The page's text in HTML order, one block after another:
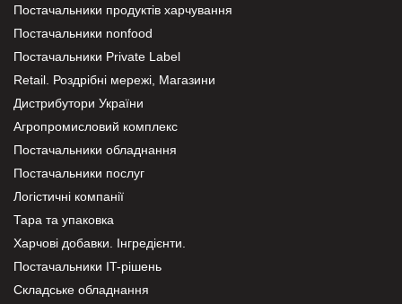
Постачальники продуктів харчування
Постачальники nonfood
Постачальники Private Label
Retail. Роздрібні мережі, Магазини
Дистрибутори України
Агропромисловий комплекс
Постачальники обладнання
Постачальники послуг
Логістичні компанії
Тара та упаковка
Харчові добавки. Інгредієнти.
Постачальники IT-рішень
Складське обладнання